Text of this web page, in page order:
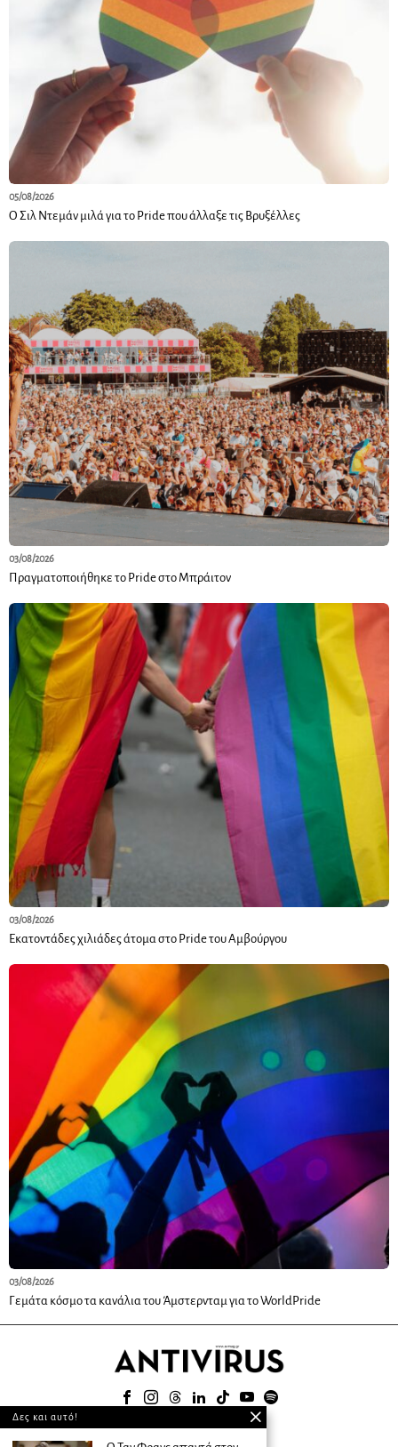
05/08/2026
Ο Σιλ Ντεμάν μιλά για το Pride που άλλαξε τις Βρυξέλλες
03/08/2026
Πραγματοποιήθηκε το Pride στο Μπράιτον
03/08/2026
Εκατοντάδες χιλιάδες άτομα στο Pride του Αμβούργου
03/08/2026
Γεμάτα κόσμο τα κανάλια του Άμστερνταμ για το WorldPride
© 2025
Δες και αυτό!